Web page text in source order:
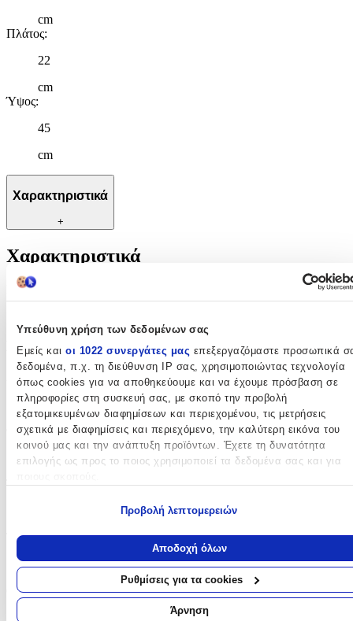
Υπεύθυνη χρήση των δεδομένων σας
Εμείς και οι 1022 συνεργάτες μας επεξεργαζόμαστε προσωπικά
δεδομένα, π.χ. τη διεύθυνση IP σας, χρησιμοποιώντας τεχνολογία
όπως cookies για να αποθηκεύουμε και να έχουμε πρόσβαση σε
πληροφορίες στη συσκευή σας, με σκοπό την προβολή
εξατομικευμένων διαφημίσεων και περιεχομένου, τις μετρήσεις
σχετικά με διαφημίσεις και περιεχόμενο, την καλύτερη εικόνα του
κοινού μας και την ανάπτυξη προϊόντων. Έχετε τη δυνατότητα
επιλογής ως προς το ποιος χρησιμοποιεί τα δεδομένα σας και για
Εάν μας επιτρέπετε, θα θέλαμε επίσης:
τοποθεσία, οι οποίες μπορεί να είναι ακριβείς σε απόσταση
Να αναγνωρίσουμε τη συσκευή σας σαρώνοντας ενεργά για
συγκεκριμένα χαρακτηριστικά (δακτυλικό αποτύπωμα)
Μάθετε περισσότερα σχετικά με τον τρόπο επεξεργασίας των
Προβολή λεπτομερειών
Αποδοχή όλων
Ρυθμίσεις για τα cookies
Άρνηση
cm
Πλάτος:
22
cm
Ύψος:
45
cm
Χαρακτηριστικά
+
Χαρακτηριστικά
Κατασκευαστής
Βασικά Χαρακτηριστικά
Χρώμα
Λιλά
Φύλο:
Κορίτσι
Τύπος:
Τάξη:
Δημοτικού
Θέμα: